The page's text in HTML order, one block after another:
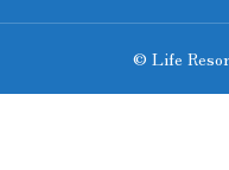
© Life